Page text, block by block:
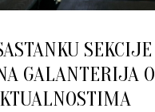
SEKCIJE
GALANTERIJA O